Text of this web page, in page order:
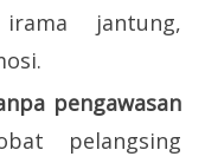
jantung,
pengawasan
pelangsing